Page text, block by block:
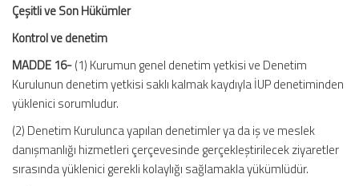
Çeşitli ve Son Hükümler
Kontrol ve denetim
MADDE 16-(1) Kurumun genel denetim yetkisi ve Denetim
Kurulunun denetim yetkisi saklı kalmak kaydıyla İUP denetiminden
yüklenici sorumludur.
(2) Denetim Kurulunca yapılan denetimler ya da iş ve meslek
danışmanlığı hizmetleri çerçevesinde gerçekleştirilecek ziyaretler
sırasında yüklenici gerekli kolaylığı sağlamakla yükümlüdür.